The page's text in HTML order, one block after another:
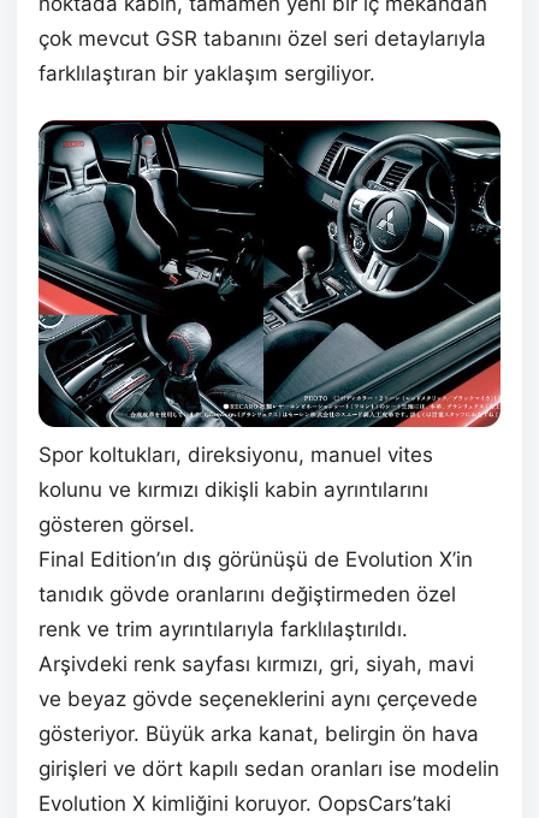
çok mevcut GSR tabanını özel seri detaylarıyla
farklılaştıran bir yaklaşım sergiliyor.
Spor koltukları, direksiyonu, manuel vites
kolunu ve kırmızı dikişli kabin ayrıntılarını
gösteren görsel.
Final Edition’ın dış görünüşü de Evolution X’in
tanıdık gövde oranlarını değiştirmeden özel
renk ve trim ayrıntılarıyla farklılaştırıldı.
Arşivdeki renk sayfası kırmızı, gri, siyah, mavi
ve beyaz gövde seçeneklerini aynı çerçevede
gösteriyor. Büyük arka kanat, belirgin ön hava
girişleri ve dört kapılı sedan oranları ise modelin
Evolution X kimliğini koruyor. OopsCars’taki